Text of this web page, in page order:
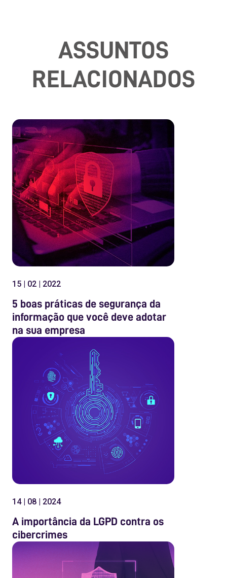
ASSUNTOS
RELACIONADOS
15 | 02 | 2022
5 boas práticas de segurança da
informação que você deve adotar
na sua empresa
14 | 08 | 2024
A importância da LGPD contra os
cibercrimes